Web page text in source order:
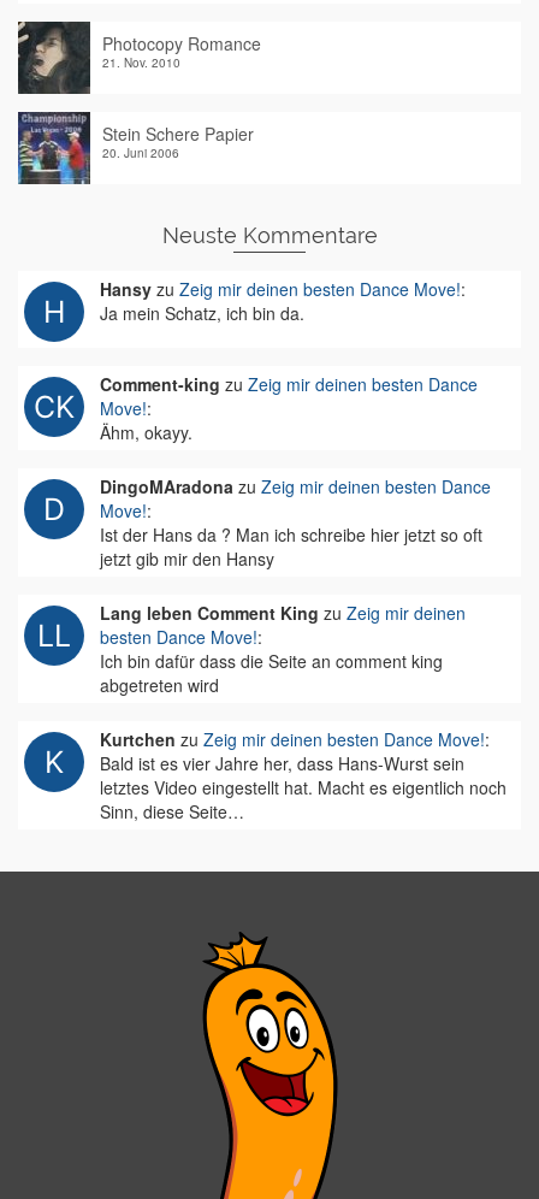
Photocopy Romance
21. Nov. 2010
Stein Schere Papier
20. Juni 2006
Neuste Kommentare
Hansy zu Zeig mir deinen besten Dance Move!:
Ja mein Schatz, ich bin da.
Comment-king zu Zeig mir deinen besten Dance
Move!:
Ähm, okayy.
DingoMAradona zu Zeig mir deinen besten Dance
Move!:
Ist der Hans da ? Man ich schreibe hier jetzt so oft
jetzt gib mir den Hansy
Lang leben Comment King zu Zeig mir deinen
besten Dance Move!:
Ich bin dafür dass die Seite an comment king
abgetreten wird
Kurtchen zu Zeig mir deinen besten Dance Move!:
Bald ist es vier Jahre her, dass Hans-Wurst sein
letztes Video eingestellt hat. Macht es eigentlich noch
Sinn, diese Seite…